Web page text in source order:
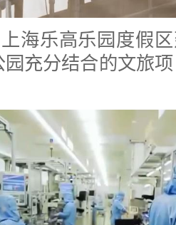
乐高乐园度假区
充分结合的文旅